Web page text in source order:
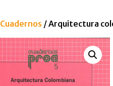
Cuadernos / Arquitectura